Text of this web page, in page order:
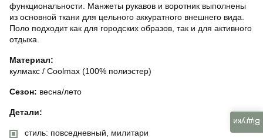
функциональности. Манжеты рукавов и воротник выполнены
из основной ткани для цельного аккуратного внешнего вида.
Поло подходит как для городских образов, так и для активного
отдыха.
Материал:
кулмакс / Coolmax (100% полиэстер)
Сезон: весна/лето
Детали:
стиль: повседневный, милитари
Відгуки